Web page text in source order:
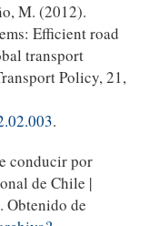
M. (2012).
Efficient road
transport
Policy, 21,
.
conducir por
de Chile |
Obtenido de